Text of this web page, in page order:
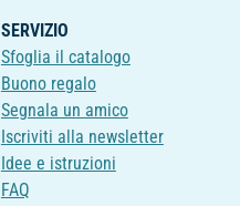
SERVIZIO
Sfoglia il catalogo
Buono regalo
Segnala un amico
Iscriviti alla newsletter
Idee e istruzioni
FAQ